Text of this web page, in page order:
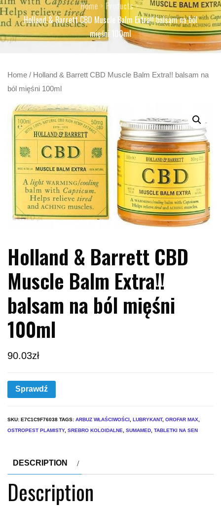
Home
Products
Holland & Barrett CBD Muscle Balm Extra!! balsam na ból
mięśni 100ml
Home / Holland & Barrett CBD Muscle Balm Extra!! balsam na
ból mięśni 100ml
Holland & Barrett CBD
Muscle Balm Extra!!
balsam na ból mięśni
100ml
90.03zł
Sprawdź
SKU: E7C1C9F76038 TAGS: ARBUZ WŁAŚCIWOŚCI, LUBRYKANT, OROFAR MAX,
OSTROPEST PLAMISTY, SREBRO KOLOIDALNE, SUMAMED, TABLETKI NA SEN
DESCRIPTION
Description